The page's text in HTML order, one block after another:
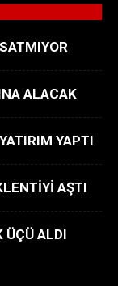
ALACAK
YAPTI
AŞTI
ÜÇÜ ALDI